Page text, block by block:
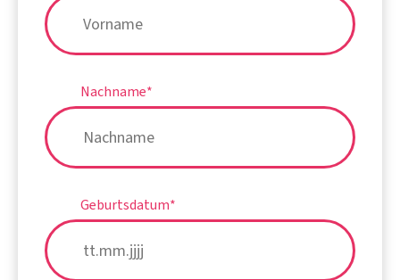
Nachname*
Geburtsdatum*